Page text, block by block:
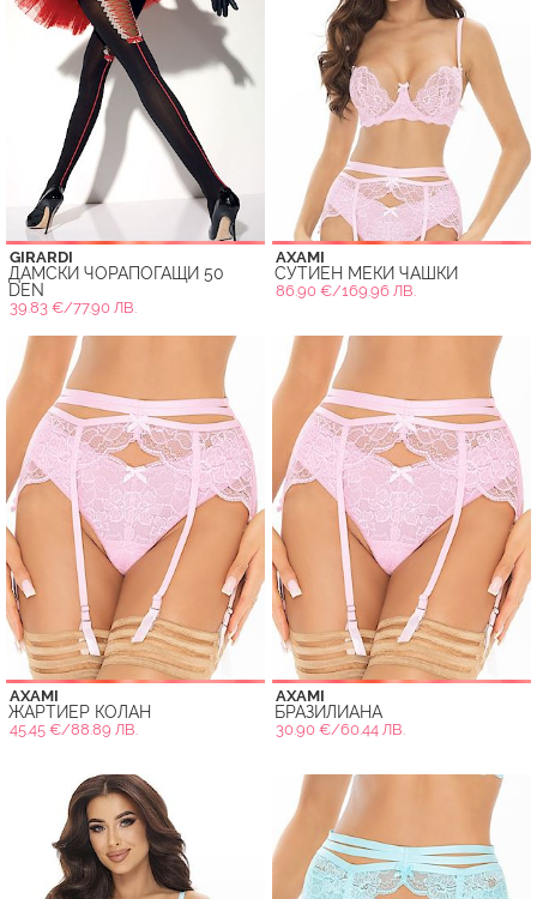
GIRARDI
ДАМСКИ ЧОРАПОГАЩИ 50
DEN
39.83 €/77.90 ЛВ.
AXAMI
СУТИЕН МЕКИ ЧАШКИ
86.90 €/169.96 ЛВ.
AXAMI
ЖАРТИЕР КОЛАН
45.45 €/88.89 ЛВ.
AXAMI
БРАЗИЛИАНА
30.90 €/60.44 ЛВ.